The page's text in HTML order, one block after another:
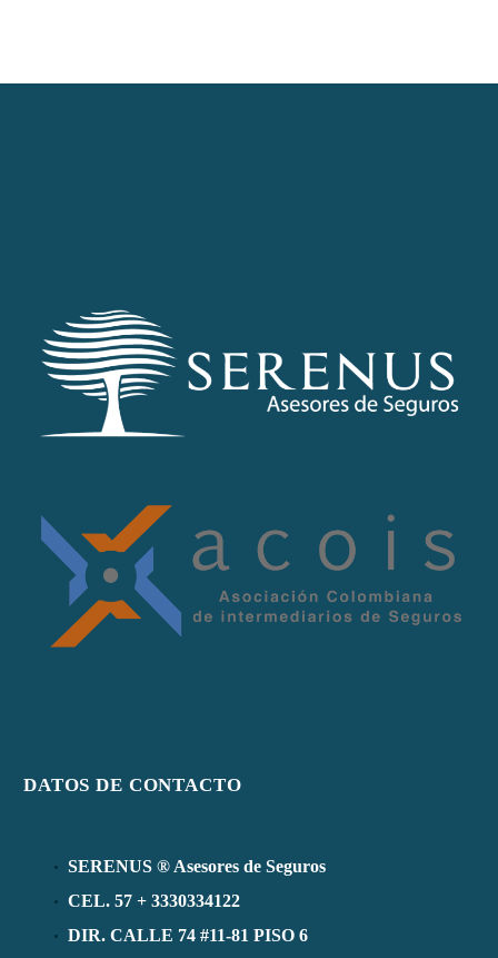
DATOS DE CONTACTO
SERENUS ® Asesores de Seguros
CEL. 57 + 3330334122
DIR. CALLE 74 #11-81 PISO 6